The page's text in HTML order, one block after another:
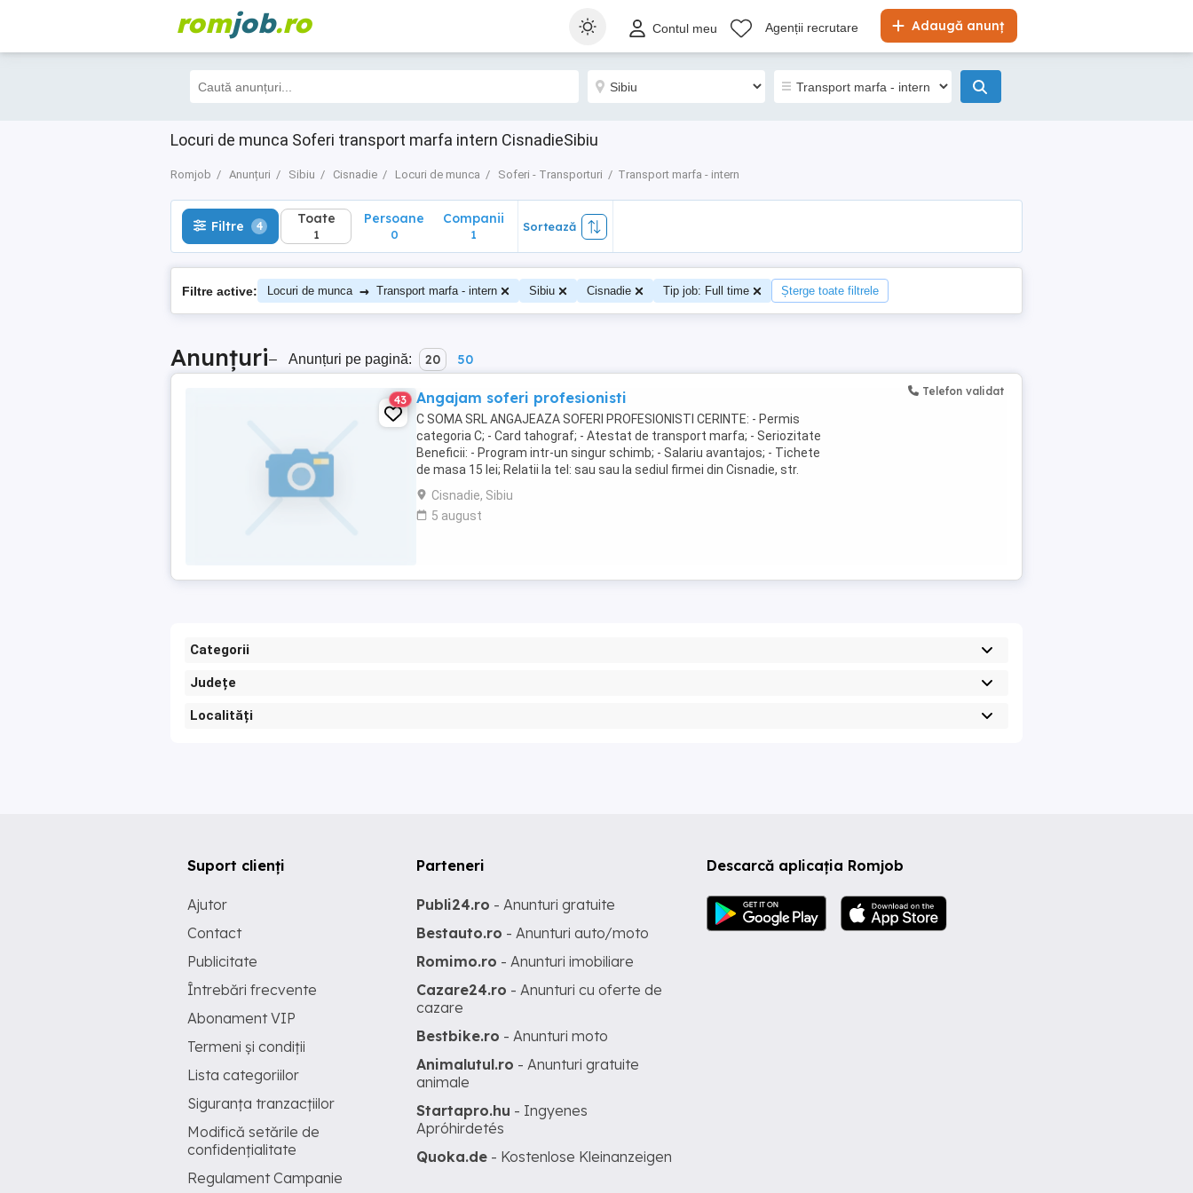
romjob.ro Adaugă anunț
Contul meu Agenții recrutare
Locuri de munca Soferi transport marfa intern CisnadieSibiu
Romjob Anunțuri Sibiu Cisnadie Locuri de munca Soferi - Transporturi Transport marfa - intern
Filtre 4 Toate
1
Filtre 4 Toate
1
Persoane
0
Companii
1
Sortează
Filtre active: Locuri de munca → Transport marfa - intern Sibiu Cisnadie Tip job: Full time Șterge toate filtrele
Anunțuri– Anunțuri pe pagină: 20 50
43 Angajam soferi profesionisti
C SOMA SRL ANGAJEAZA SOFERI PROFESIONISTI CERINTE: - Permis
categoria C; - Card tahograf; - Atestat de transport marfa; - Seriozitate
Beneficii: - Program intr-un singur schimb; - Salariu avantajos; - Tichete
de masa 15 lei; Relatii la tel: sau sau la sediul firmei din Cisnadie, str.
Selimbarului ...
Cisnadie, Sibiu
5 august
Telefon validat
Categorii
Județe
Localități
Descarcă aplicația Romjob
Suport clienți
Ajutor
Contact
Publicitate
Întrebări frecvente
Abonament VIP
Termeni și condiții
Lista categoriilor
Siguranța tranzacțiilor
Modifică setările de
confidențialitate
Regulament Campanie
Parteneri
Publi24.ro - Anunturi gratuite
Bestauto.ro - Anunturi auto/moto
Romimo.ro - Anunturi imobiliare
Cazare24.ro - Anunturi cu oferte de
cazare
Bestbike.ro - Anunturi moto
Animalutul.ro - Anunturi gratuite
animale
Startapro.hu - Ingyenes
Apróhirdetés
Quoka.de - Kostenlose Kleinanzeigen